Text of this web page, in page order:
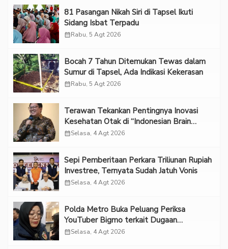
81 Pasangan Nikah Siri di Tapsel Ikuti
Sidang Isbat Terpadu
calendar_monthRabu, 5 Agt 2026
Bocah 7 Tahun Ditemukan Tewas dalam
Sumur di Tapsel, Ada Indikasi Kekerasan
calendar_monthRabu, 5 Agt 2026
Terawan Tekankan Pentingnya Inovasi
Kesehatan Otak di “Indonesian Brain
Forum 2026 UPN Veteran Jakarta”
calendar_monthSelasa, 4 Agt 2026
Sepi Pemberitaan Perkara Triliunan Rupiah
Investree, Ternyata Sudah Jatuh Vonis
calendar_monthSelasa, 4 Agt 2026
Polda Metro Buka Peluang Periksa
YouTuber Bigmo terkait Dugaan
Eksploitasi Anak
calendar_monthSelasa, 4 Agt 2026